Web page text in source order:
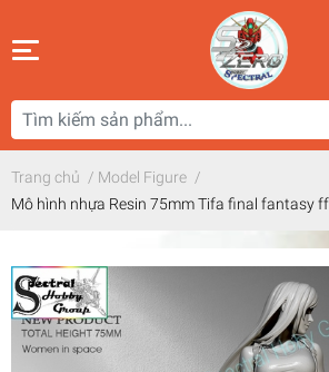
Trang chủ / Model Figure /
Mô hình nhựa Resin 75mm Tifa final fantasy